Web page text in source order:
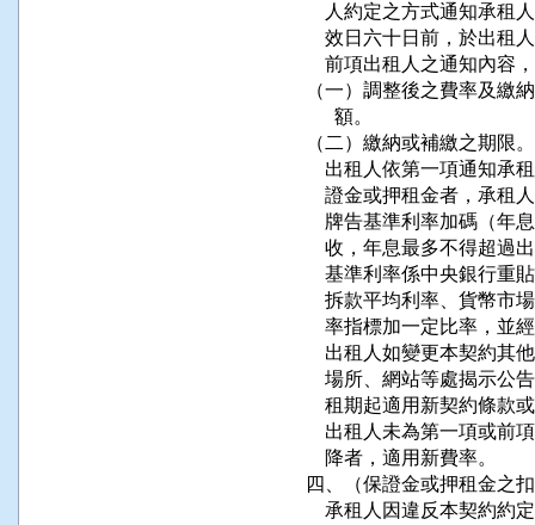
人約定之方式通知承
效日六十日前，於出租
前項出租人之通知內容
（一）調整後之費率及繳
      額。
（二）繳納或補繳之期限
出租人依第一項通知
證金或押租金者，承
牌告基準利率加碼（
收，年息最多不得超
基準利率係中央銀行
拆款平均利率、貨幣
率指標加一定比率，並
出租人如變更本契約
場所、網站等處揭示
租期起適用新契約條款
出租人未為第一項或
    降者，適用新費率。
四、（保證金或押租金之
承租人因違反本契約